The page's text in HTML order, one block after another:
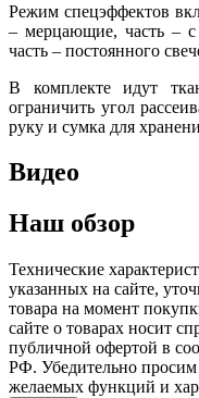
Режим спецэффектов
– мерцающие, часть –
часть – постоянного
В комплекте идут
ограничить угол
руку и сумка для
Видео
Наш обзор
Технические
указанных на сайте,
товара на момент
сайте о товарах носит
публичной офертой в
РФ. Убедительно просим
желаемых функций и